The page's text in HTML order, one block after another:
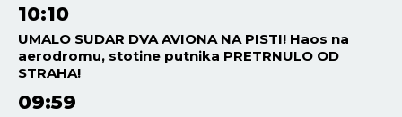
10:10
UMALO SUDAR DVA AVIONA NA PISTI! Haos na
aerodromu, stotine putnika PRETRNULO OD
STRAHA!
09:59